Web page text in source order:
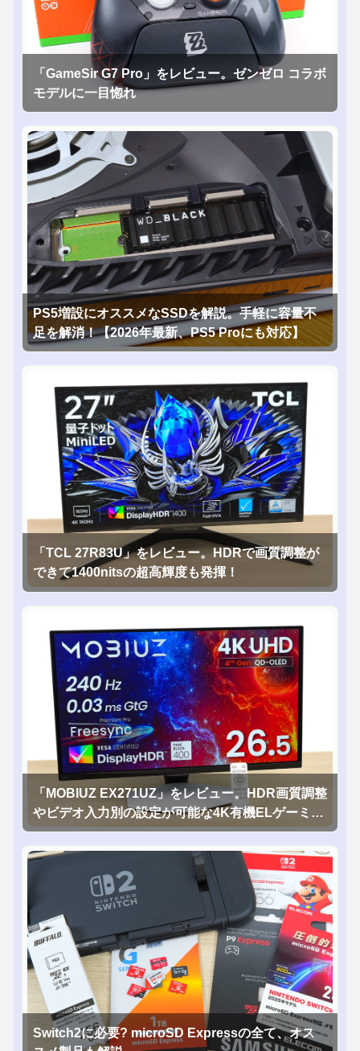
「GameSir G7 Pro」をレビュー。ゼンゼロ コラボ
モデルに一目惚れ
PS5増設にオススメなSSDを解説。手軽に容量不
足を解消！【2026年最新、PS5 Proにも対応】
「TCL 27R83U」をレビュー。HDRで画質調整が
できて1400nitsの超高輝度も発揮！
「MOBIUZ EX271UZ」をレビュー。HDR画質調整
やビデオ入力別の設定が可能な4K有機ELゲーミン
グモニタを徹底検証
Switch2に必要? microSD Expressの全て、オス